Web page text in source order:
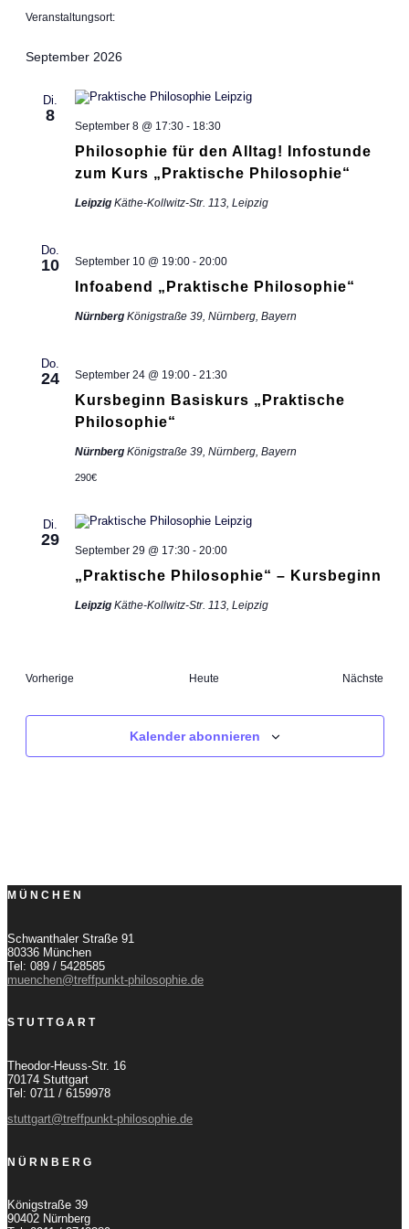
Filter
Veranstaltungsort:
September 2026
Di.
8
Philosophie für den Alltag! Infostunde
zum Kurs „Praktische Philosophie“
September 8 @ 17:30- 18:30
Leipzig Käthe-Kollwitz-Str. 113, Leipzig
Do.
10
Infoabend „Praktische Philosophie“
September 10 @ 19:00- 20:00
Nürnberg Königstraße 39, Nürnberg, Bayern
Do.
24
Kursbeginn Basiskurs „Praktische
Philosophie“
September 24 @ 19:00- 21:30
Nürnberg Königstraße 39, Nürnberg, Bayern
290€
Di.
29
„Praktische Philosophie“ – Kursbeginn
September 29 @ 17:30- 20:00
Leipzig Käthe-Kollwitz-Str. 113, Leipzig
VorherigeVeranstaltungen Heute
Nächste
Kalender abonnieren
MÜNCHEN
Schwanthaler Straße 91
80336 München
Tel: 089 / 5428585
muenchen@treffpunkt-philosophie.de
STUTTGART
Theodor-Heuss-Str. 16
70174 Stuttgart
Tel: 0711 / 6159978
stuttgart@treffpunkt-philosophie.de
NÜRNBERG
Königstraße 39
90402 Nürnberg